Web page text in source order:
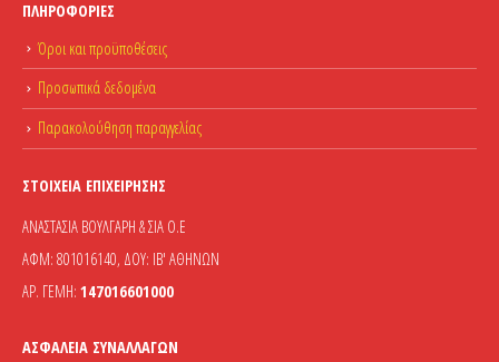
ΠΛΗΡΟΦΟΡΊΕΣ
Όροι και προϋποθέσεις
Προσωπικά δεδομένα
Παρακολούθηση παραγγελίας
ΣΤΟΙΧΕΊΑ ΕΠΙΧΕΊΡΗΣΗΣ
ΑΝΑΣΤΑΣΙΑ ΒΟΥΛΓΑΡΗ & ΣΙΑ Ο.Ε
ΑΦΜ: 801016140, ΔΟΥ: ΙΒ' ΑΘΗΝΩΝ
ΑΡ. ΓΕΜΗ: 147016601000
ΑΣΦΆΛΕΙΑ ΣΥΝΑΛΛΑΓΏΝ